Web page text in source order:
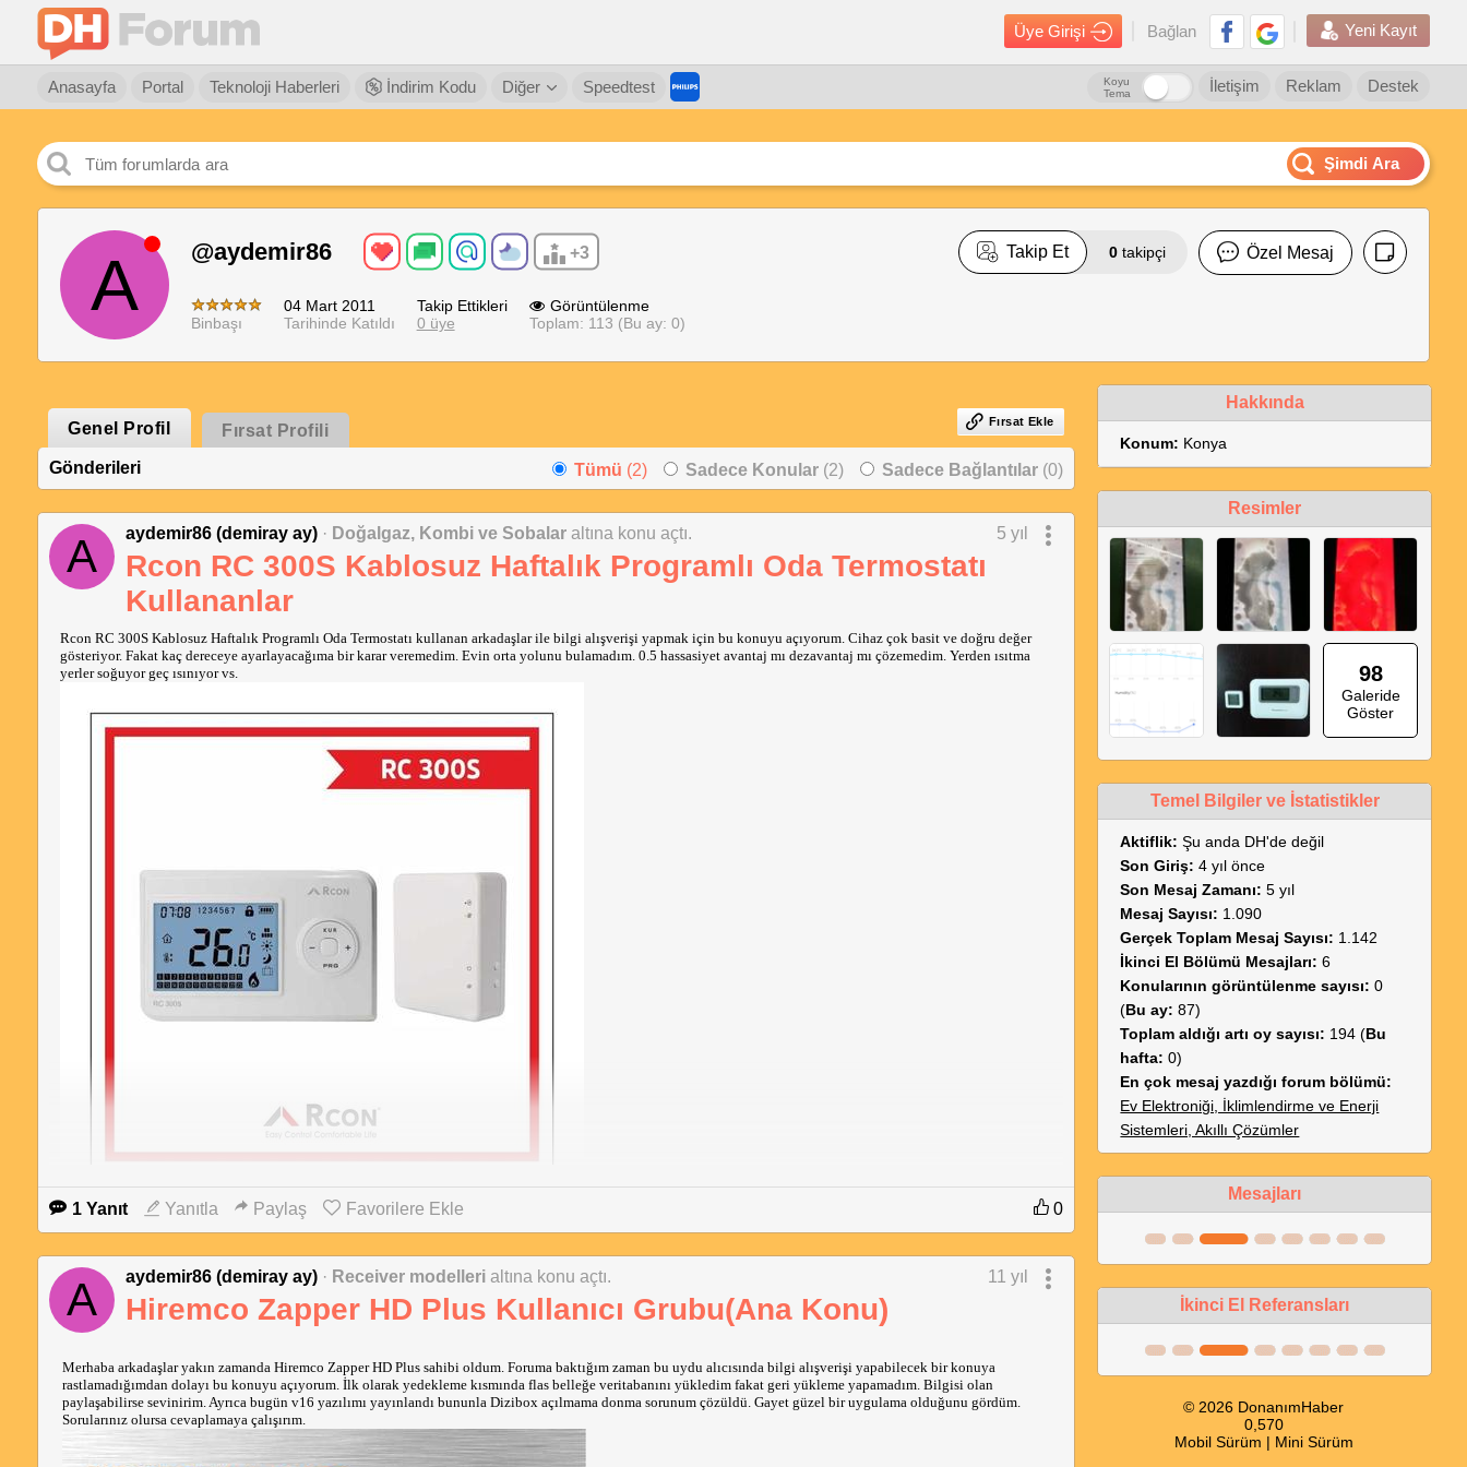
Üye Girişi Bağlan Yeni Kayıt
Anasayfa Portal Teknoloji Haberleri İndirim Kodu Diğer Speedtest Destek
Reklam
İletişim
Koyu
Tema
Şimdi Ara
A @aydemir86 +3 Takip Et 0 takipçi Özel Mesaj
Binbaşı
04 Mart 2011
Tarihinde Katıldı
Takip Ettikleri
0 üye
Görüntülenme
Toplam: 113 (Bu ay: 0)
Genel Profil Fırsat Profili Fırsat Ekle
Gönderileri Tümü (2) Sadece Konular (2) Sadece Bağlantılar (0)
A aydemir86 (demiray ay) · Doğalgaz, Kombi ve Sobalar altına konu açtı. 5 yıl
Rcon RC 300S Kablosuz Haftalık Programlı Oda Termostatı
Kullananlar
Rcon RC 300S Kablosuz Haftalık Programlı Oda Termostatı kullanan arkadaşlar ile bilgi alışverişi yapmak için bu konuyu açıyorum. Cihaz çok basit ve doğru değer
gösteriyor. Fakat kaç dereceye ayarlayacağıma bir karar veremedim. Evin orta yolunu bulamadım. 0.5 hassasiyet avantaj mı dezavantaj mı çözemedim. Yerden ısıtma
yerler soğuyor geç ısınıyor vs.
1 Yanıt Yanıtla Paylaş Favorilere Ekle 0
A aydemir86 (demiray ay) · Receiver modelleri altına konu açtı. 11 yıl
Hiremco Zapper HD Plus Kullanıcı Grubu(Ana Konu)
Merhaba arkadaşlar yakın zamanda Hiremco Zapper HD Plus sahibi oldum. Foruma baktığım zaman bu uydu alıcısında bilgi alışverişi yapabilecek bir konuya
rastlamadığımdan dolayı bu konuyu açıyorum. İlk olarak yedekleme kısmında flas belleğe veritabanını yükledim fakat geri yükleme yapamadım. Bilgisi olan
paylaşabilirse sevinirim. Ayrıca bugün v16 yazılımı yayınlandı bununla Dizibox açılmama donma sorunum çözüldü. Gayet güzel bir uygulama olduğunu gördüm.
Sorularınız olursa cevaplamaya çalışırım.
Hakkında
Konum: Konya
Resimler
98
Galeride
Göster
Temel Bilgiler ve İstatistikler
Aktiflik: Şu anda DH'de değil
Son Giriş: 4 yıl önce
Son Mesaj Zamanı: 5 yıl
Mesaj Sayısı: 1.090
Gerçek Toplam Mesaj Sayısı: 1.142
İkinci El Bölümü Mesajları: 6
Konularının görüntülenme sayısı: 0
(Bu ay: 87)
Toplam aldığı artı oy sayısı: 194 (Bu
hafta: 0)
En çok mesaj yazdığı forum bölümü:
Ev Elektroniği, İklimlendirme ve Enerji
Sistemleri, Akıllı Çözümler
Mesajları
İkinci El Referansları
© 2026 DonanımHaber
0,570
Mobil Sürüm | Mini Sürüm